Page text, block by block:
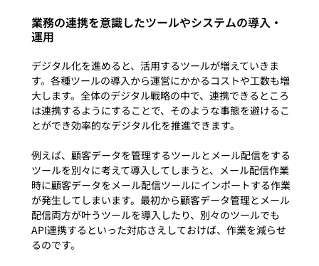
業務の連携を意識したツールやシステムの導入・
運用
デジタル化を進めると、活用するツールが増えていきま
す。各種ツールの導入から運営にかかるコストや工数も増
大します。全体のデジタル戦略の中で、連携できるところ
は連携するようにすることで、そのような事態を避けるこ
とができ効率的なデジタル化を推進できます。
例えば、顧客データを管理するツールとメール配信をする
ツールを別々に考えて導入してしまうと、メール配信作業
時に顧客データをメール配信ツールにインポートする作業
が発生してしまいます。最初から顧客データ管理とメール
配信両方が叶うツールを導入したり、別々のツールでも
API連携するといった対応さえしておけば、作業を減らせ
るのです。